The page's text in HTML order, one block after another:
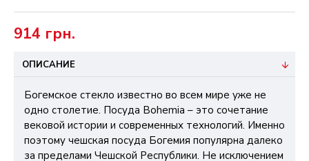
914 грн.
ОПИСАНИЕ
Богемское стекло известно во всем мире уже не
одно столетие. Посуда Bohemia – это сочетание
вековой истории и современных технологий. Именно
поэтому чешская посуда Богемия популярна далеко
за пределами Чешской Республики. Не исключением